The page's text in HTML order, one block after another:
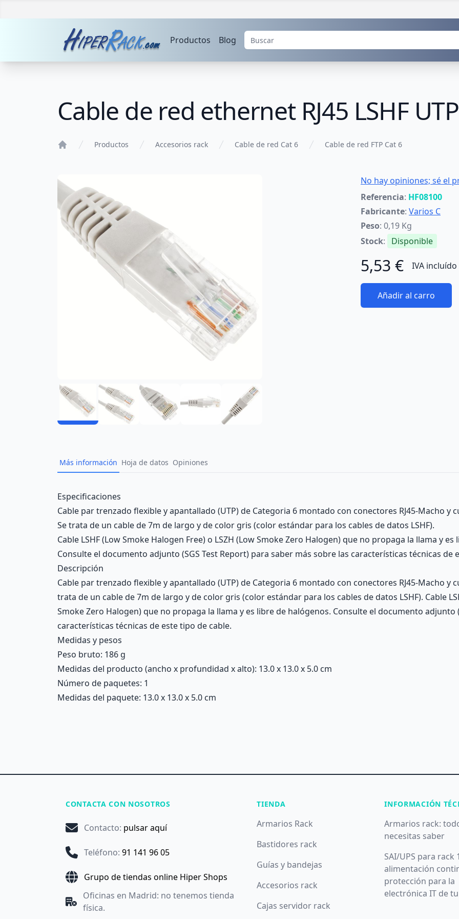
Productos Blog
Cable de red ethernet RJ45 LSHF
Productos Accesorios rack Cable de red Cat 6 Cable de red FTP Cat 6
No hay opiniones; sé el
Referencia: HF08100
Fabricante: Varios C
Peso: 0,19 Kg
Stock: Disponible
5,53 € IVA incluído
Añadir al carro
Más información Hoja de datos Opiniones
Description
Especificaciones
Cable par trenzado flexible y apantallado (UTP) de Categoria 6 montado con conectores RJ45-Macho y
Se trata de un cable de 7m de largo y de color gris (color estándar para los cables de datos LSHF).
Cable LSHF (Low Smoke Halogen Free) o LSZH (Low Smoke Zero Halogen) que no propaga la llama y
Consulte el documento adjunto (SGS Test Report) para saber más sobre las características técnicas de
Descripción
Cable par trenzado flexible y apantallado (UTP) de Categoria 6 montado con conectores RJ45-Macho y
trata de un cable de 7m de largo y de color gris (color estándar para los cables de datos LSHF). Cable
Smoke Zero Halogen) que no propaga la llama y es libre de halógenos. Consulte el documento adjunto
características técnicas de este tipo de cable.
Medidas y pesos
Peso bruto: 186 g
Medidas del producto (ancho x profundidad x alto): 13.0 x 13.0 x 5.0 cm
Número de paquetes: 1
Medidas del paquete: 13.0 x 13.0 x 5.0 cm
CONTACTA CON NOSOTROS
Contacto: pulsar aquí
Teléfono: 91 141 96 05
Grupo de tiendas online Hiper Shops
Oficinas en Madrid: no tenemos tienda
física.
TIENDA
Armarios Rack
Bastidores rack
Guías y bandejas
Accesorios rack
Cajas servidor rack
INFORMACIÓN
Armarios rack:
necesitas saber
SAI/UPS para rack
alimentación
protección para la
electrónica IT de